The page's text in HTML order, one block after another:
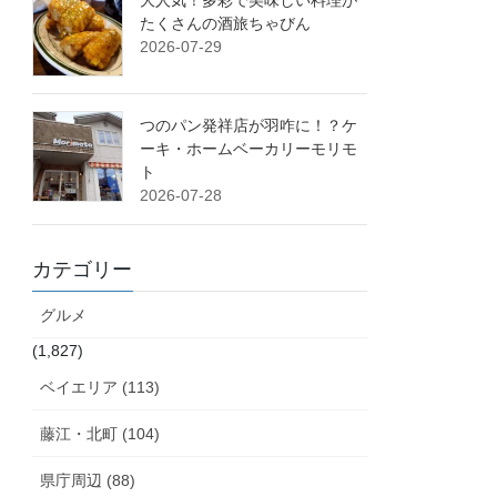
たくさんの酒旅ちゃびん
2026-07-29
つのパン発祥店が羽咋に！？ケ
ーキ・ホームベーカリーモリモ
ト
2026-07-28
カテゴリー
グルメ
(1,827)
ベイエリア (113)
藤江・北町 (104)
県庁周辺 (88)